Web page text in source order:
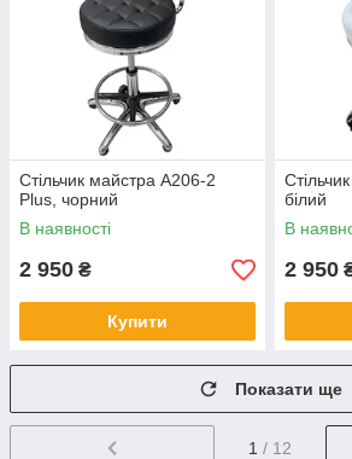
Стільчик майстра А206-2
Plus, чорний
В наявності
2 950 ₴
Купити
білий
В
2 950
Показати ще
1 / 12